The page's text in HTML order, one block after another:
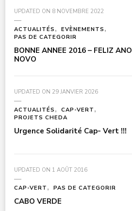
UPDATED ON 8 NOVEMBRE 2022
ACTUALITÉS
EVÈNEMENTS
PAS DE CATEGORIR
BONNE ANNEE 2016 – FELIZ ANO
NOVO
UPDATED ON 29 JANVIER 2026
ACTUALITÉS
CAP-VERT
PROJETS CHEDA
Urgence Solidarité Cap- Vert !!!
UPDATED ON 1 AOÛT 2016
CAP-VERT PAS DE CATEGORIR
CABO VERDE